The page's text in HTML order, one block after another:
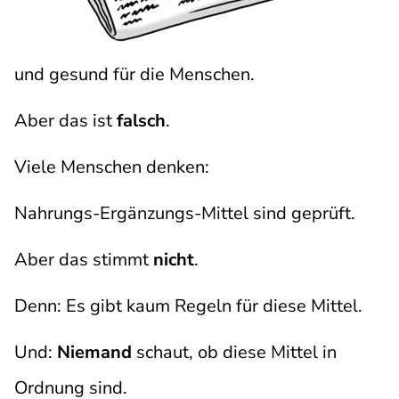
und gesund für die Menschen.
Aber das istfalsch.
Viele Menschen denken:
Nahrungs-Ergänzungs-Mittel sind geprüft.
Aber das stimmt nicht.
Denn: Es gibt kaum Regeln für diese Mittel.
Und: Niemand schaut, ob diese Mittel in
Ordnung sind.